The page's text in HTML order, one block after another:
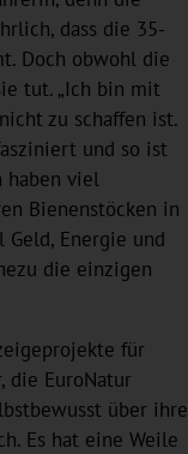
dass die 35-
Doch obwohl die
tut. „Ich bin mit
zu schaffen ist.
und so ist
haben viel
Bienenstöcken in
Energie und
die einzigen
für
die EuroNatur
über ihre
Es hat eine Weile